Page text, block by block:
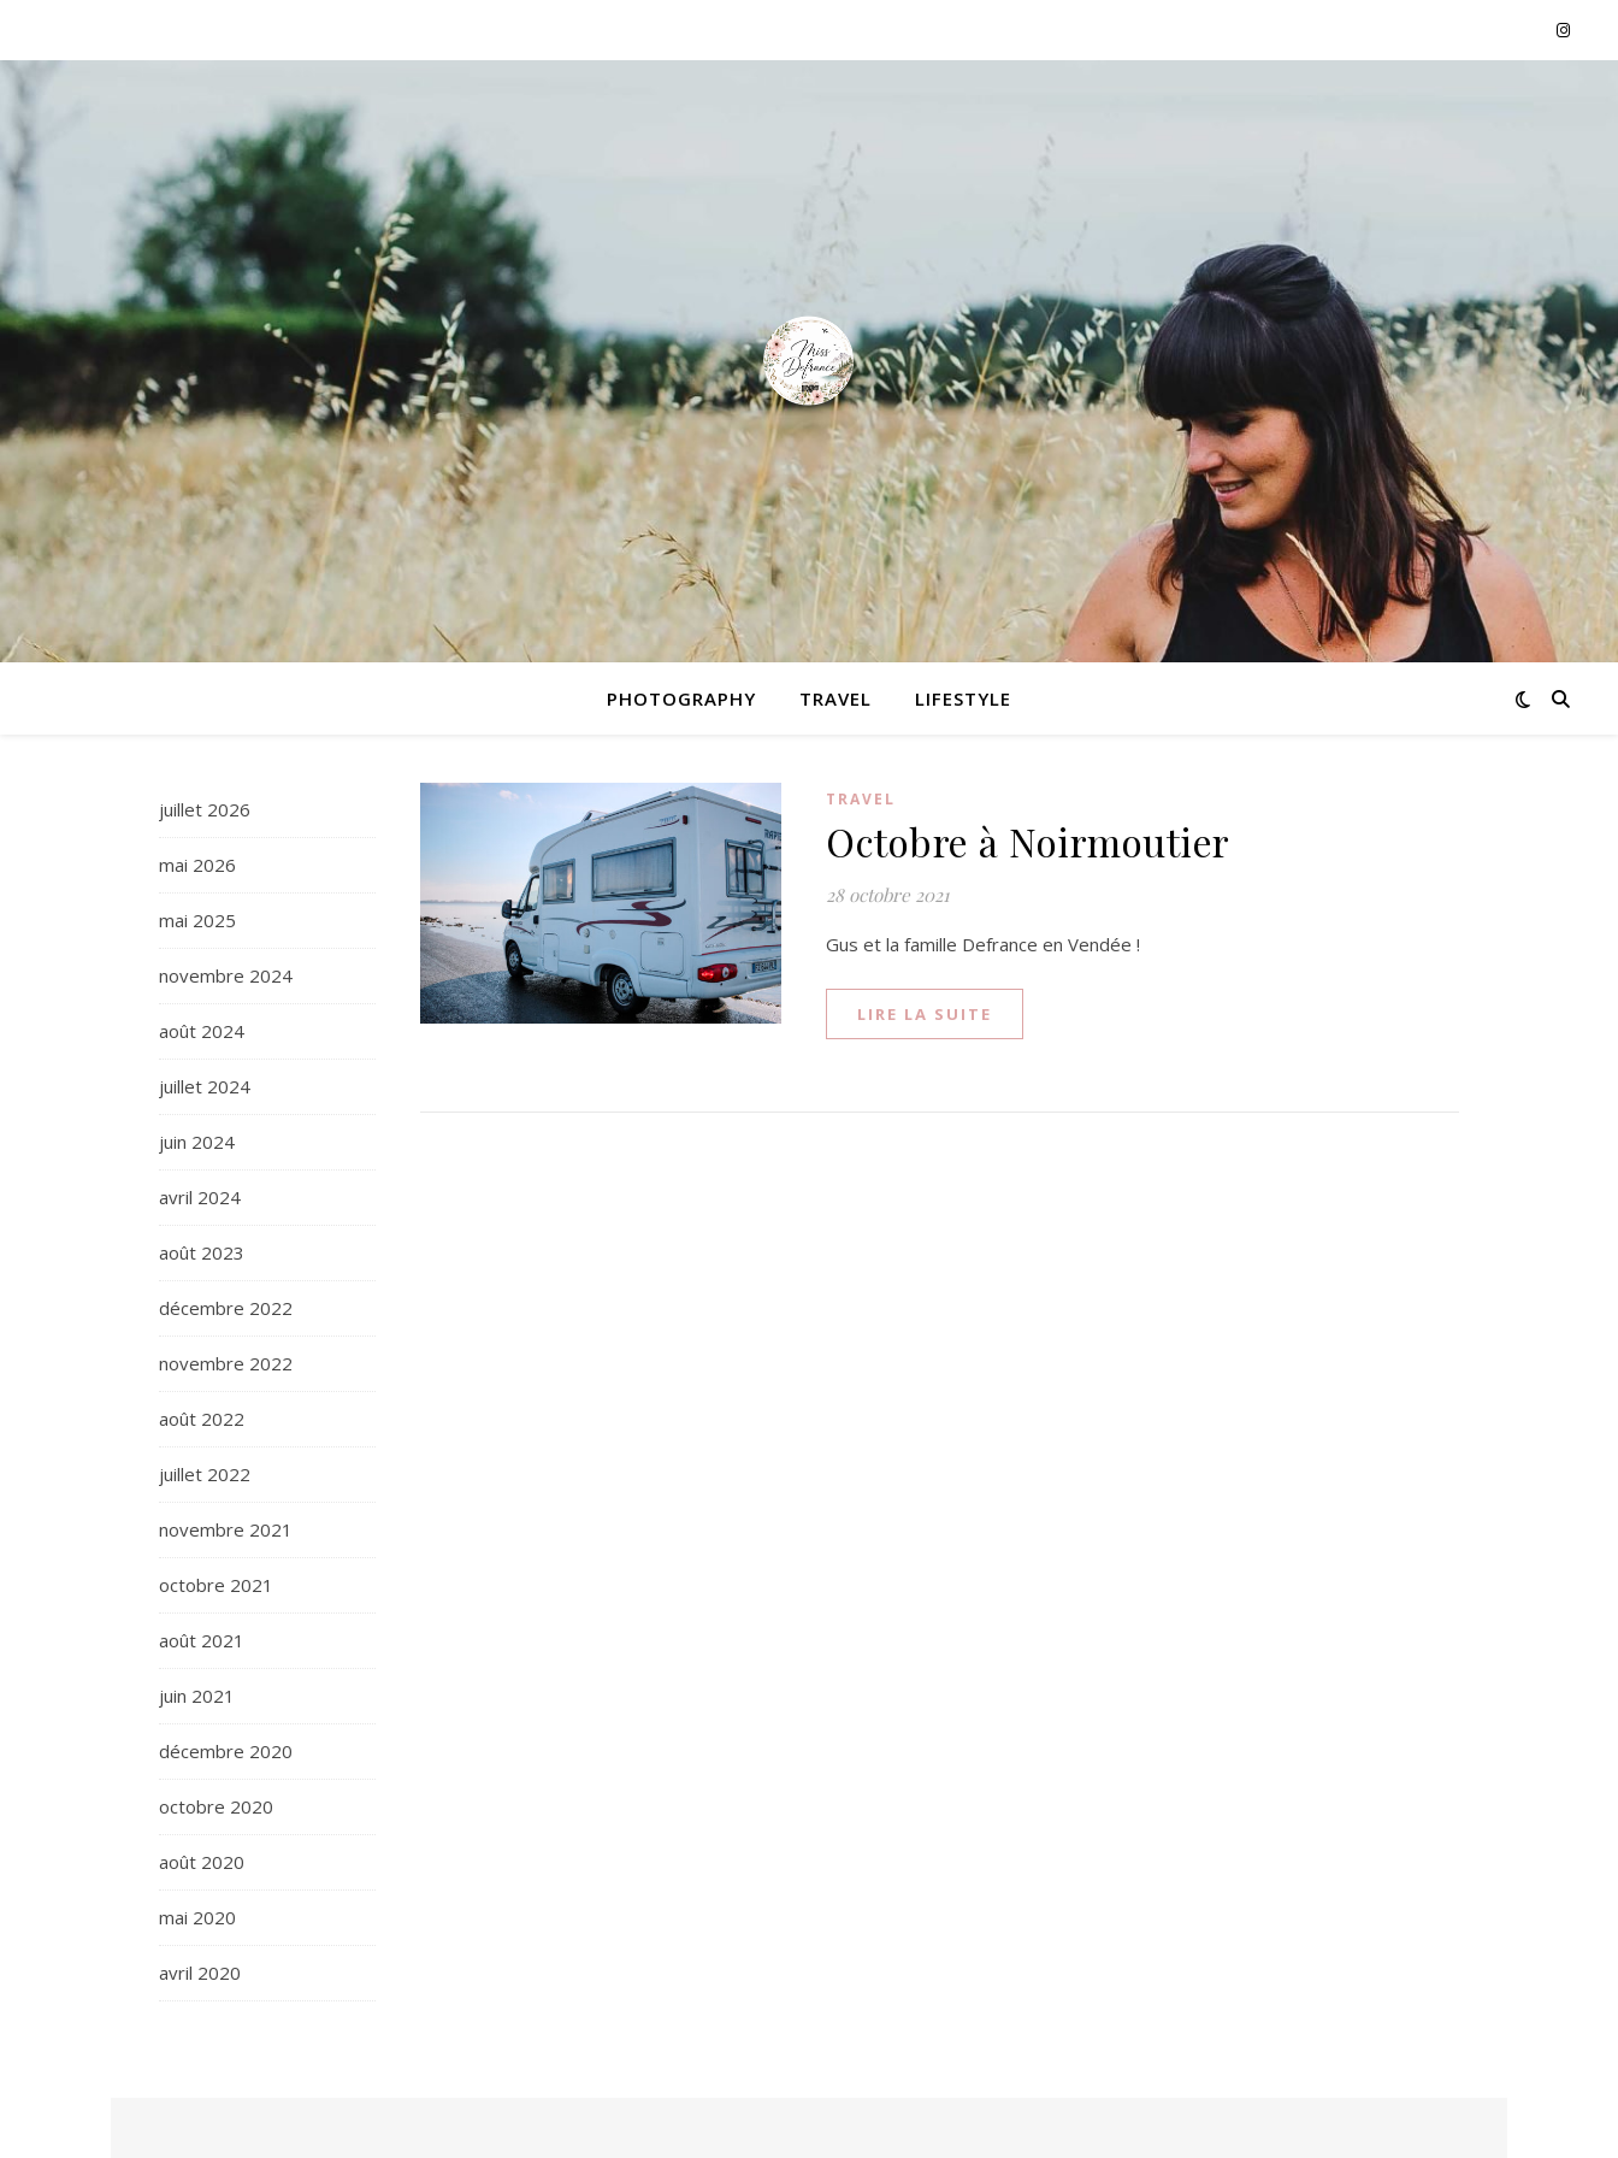
PHOTOGRAPHY TRAVEL LIFESTYLE
juillet 2026
mai 2026
mai 2025
novembre 2024
août 2024
juillet 2024
juin 2024
avril 2024
août 2023
décembre 2022
novembre 2022
août 2022
juillet 2022
novembre 2021
octobre 2021
août 2021
juin 2021
décembre 2020
octobre 2020
août 2020
mai 2020
avril 2020
TRAVEL
Octobre à Noirmoutier
28 octobre 2021
Gus et la famille Defrance en Vendée !
LIRE LA SUITE